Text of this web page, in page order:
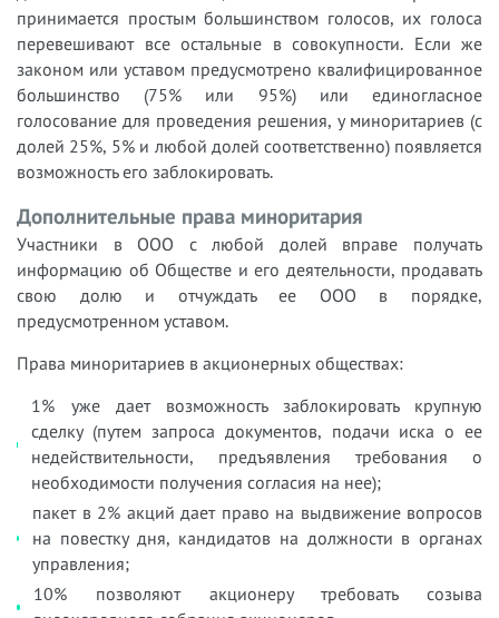
принимается простым большинством голосов, их голоса
перевешивают все остальные в совокупности. Если же
законом или уставом предусмотрено квалифицированное
большинство (75% или 95%) или единогласное
голосование для проведения решения, у миноритариев (с
долей 25%, 5% и любой долей соответственно) появляется
возможность его заблокировать.
Дополнительные права миноритария
Участники в ООО с любой долей вправе получать
информацию об Обществе и его деятельности, продавать
свою долю и отчуждать ее ООО в порядке,
предусмотренном уставом.
Права миноритариев в акционерных обществах:
1% уже дает возможность заблокировать крупную
сделку (путем запроса документов, подачи иска о ее
недействительности, предъявления требования о
необходимости получения согласия на нее);
пакет в 2% акций дает право на выдвижение вопросов
на повестку дня, кандидатов на должности в органах
управления;
10% позволяют акционеру требовать созыва